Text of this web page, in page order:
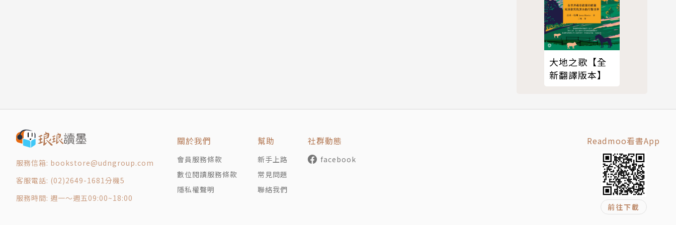
同人之間的相遇，串起珍貴的緣分，逐漸領悟自身的命運與價值。
千歲野狐與少女秋天的智慧小語
■ 或許人生本來就不是在做選擇，而只是不斷順手推舟。
■ 我不是遇見了妳嗎？假如我不是野狐，也就無法遇見妳了。每當遇見新的人，也就開始了新的人生。
■ 回首過去，手頭拮据時並沒有過得不幸，生活富足時也沒有變得更幸福。金錢和幸福不是成正比的。
訓練
命運
尾聲 嶄新的人生
後記 願所有的十五歲平安無恙
版權頁
大地之歌【全
新翻譯版本】
服務信箱: bookstore@udngroup.com
客服電話: (02)2649-1681分機5
服務時間: 週一～週五09:00~18:00
關於我們
會員服務條款
數位閱讀服務條款
隱私權聲明
幫助
新手上路
常見問題
聯絡我們
社群動態
facebook
Readmoo看書App
前往下載